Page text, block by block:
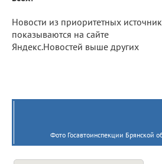
Новости из приоритетных
показываются на сайте
Яндекс.Новостей выше других
Фото Госавтоинспекции Брянской